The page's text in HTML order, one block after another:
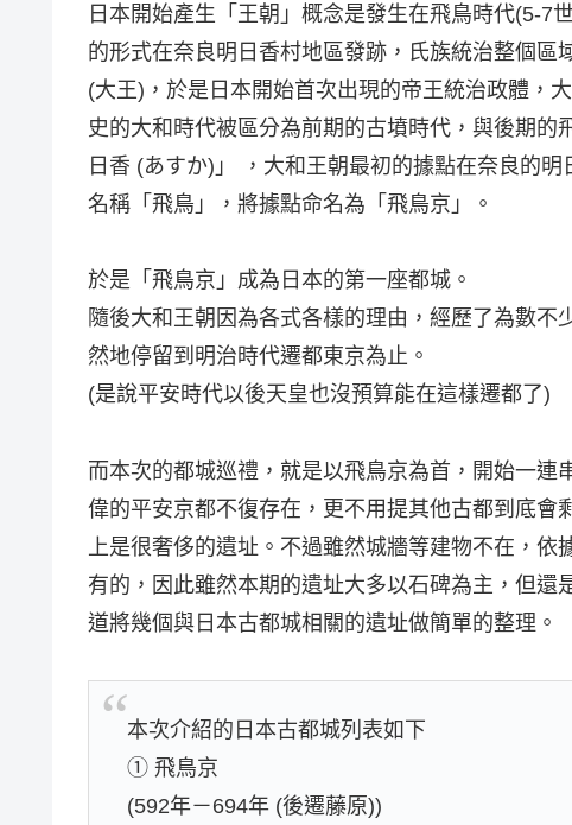
日本開始產生「王朝」概念是發生在飛鳥時代(5-7
的形式在奈良明日香村地區發跡，氏族統治整個
(大王)，於是日本開始首次出現的帝王統治政體，
史的大和時代被區分為前期的古墳時代，與後期
日香 (あすか)」 ，大和王朝最初的據點在奈良的
名稱「飛鳥」，將據點命名為「飛鳥京」。
於是「飛鳥京」成為日本的第一座都城。
隨後大和王朝因為各式各樣的理由，經歷了為數
然地停留到明治時代遷都東京為止。
(是說平安時代以後天皇也沒預算能在這樣遷都了)
而本次的都城巡禮，就是以飛鳥京為首，開始一
偉的平安京都不復存在，更不用提其他古都到底
上是很奢侈的遺址。不過雖然城牆等建物不在，
有的，因此雖然本期的遺址大多以石碑為主，但
道將幾個與日本古都城相關的遺址做簡單的整理。
本次介紹的日本古都城列表如下
① 飛鳥京
(592年－694年 (後遷藤原))